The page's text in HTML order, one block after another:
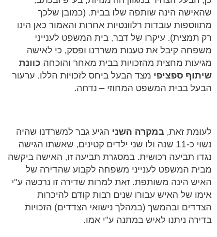
שהאישה הינה שותפה שלו בבית. (כמובן שלכך
מתווספות עובדות רלוונטיות אחרות והאמור כאן הינו
רק תמצית). עיקרו של דבר, בית המשפט לענייני
משפחה קיבל את טענות משרדנו ופסק, כי לאישה
מגיעות מחצית מהזכויות בבית מאחר והוכחה כוונת
שיתוף ספציפי מצד הבעל ביחס לזכויות הללו. ערעור
הבעל בבית המשפט המחוזי – נדחה.
לעומת זאת,במקרה השני הגיע גבר למשרדנו שהיה
נשוי כ-11 שנה ולו שני ילדים קטינים, שאשתו הגישה
נגדו תביעה רכושית. במסגרת תביעה זו, האישה ביקשה
מבית המשפט לענייני משפחה לקבוע שהדירה של
האיש הינה משותפת. זאת למרות שדירה זו נרכשה ע"י
אימו של האיש עבורו שנים רבות קודם להיכרות
הצדדים ובהמשך (במהלך נישואי הצדדים) הזכויות
בדירה ניתנו לאיש במתנה ע"י אמו.